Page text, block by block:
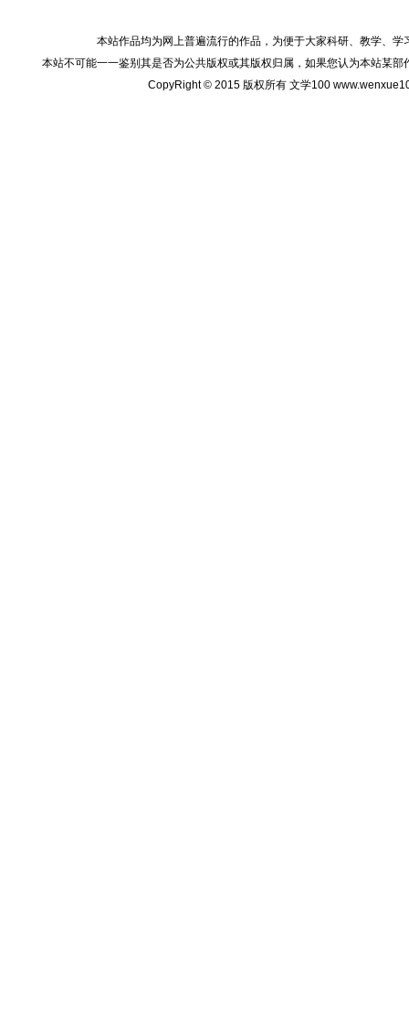
本站作品均为网上普遍流行的作品，为便于大家科研、教学、
本站不可能一一鉴别其是否为公共版权或其版权归属，如果您认为本站某
CopyRight © 2015 版权所有 文学100